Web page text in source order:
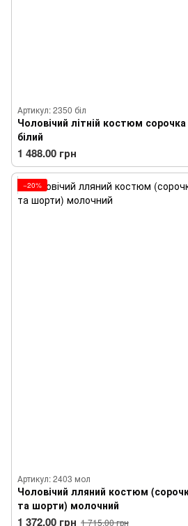
Артикул: 2350 біл
Чоловічий літній костюм
білий
1 488.00 грн
−20%
Артикул: 2403 мол
Чоловічий лляний костюм
та шорти) молочний
1 372.00 грн 1 715.00 грн